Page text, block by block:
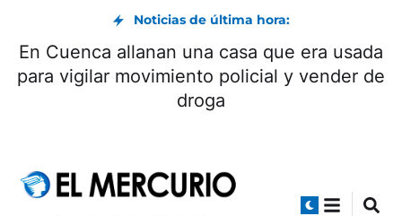
Noticias de última hora:
En Cuenca allanan una casa que era usada
para vigilar movimiento policial y vender de
droga